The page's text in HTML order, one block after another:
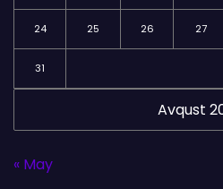
Avqust
24 25 26 27
31
« May